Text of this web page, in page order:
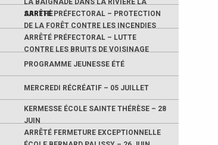
LA BAIGNADE DANS LA RIVIÈRE LA
SARTHE
ARRÊTÉ PRÉFECTORAL – PROTECTION
DE LA FORÊT CONTRE LES INCENDIES
ARRÊTÉ PRÉFECTORAL – LUTTE
CONTRE LES BRUITS DE VOISINAGE
PROGRAMME JEUNESSE ÉTÉ
MERCREDI RÉCRÉATIF – 05 JUILLET
KERMESSE ÉCOLE SAINTE THÉRÈSE – 28
JUIN
ARRÊTÉ FERMETURE EXCEPTIONNELLE